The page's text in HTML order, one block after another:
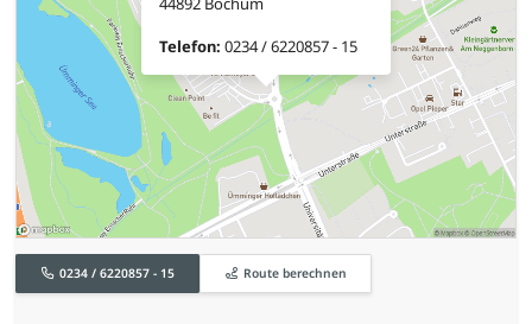
Telefon: 0234 / 6220857 - 15
0234 / 6220857 - 15 Route berechnen